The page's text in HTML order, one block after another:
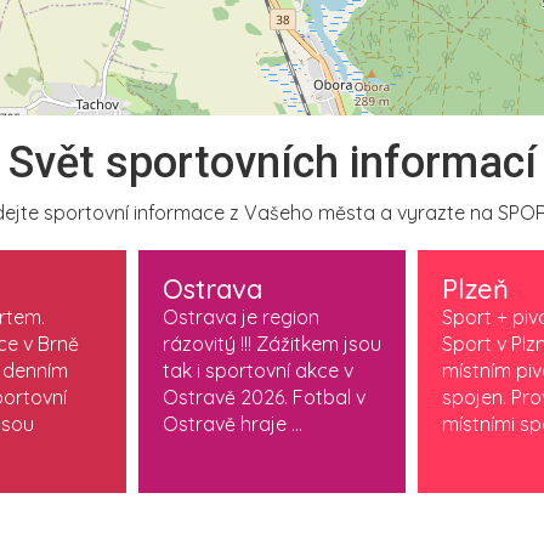
Svět sportovních informací
sportovní informace z Vašeho města a vyrazte na
v Brně
Ostrava
Ostrava je region
rázovitý !!! Zážitkem jsou
tak i sportovní akce v
Ostravě 2026. Fotbal v
Ostravě hraje ...
Plzeň
Sport +
Sport v
místním
spojen.
místními